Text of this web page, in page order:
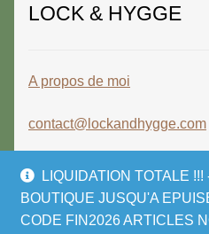
LIQUIDATION TOTALE
BOUTIQUE JUSQU'A
CODE FIN2026 ARTICLES
LOCK & HYGGE
A propos de moi
contact@lockandhygge.com